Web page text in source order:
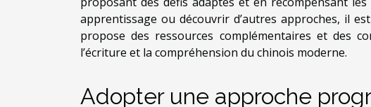
apprentissage ou découvrir d’autres approches, il
propose des ressources complémentaires et des
l’écriture et la compréhension du chinois moderne.
Adopter une approche